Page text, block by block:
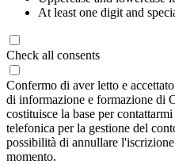
At least one digit and
Check all consents
Confermo di aver letto e
di informazione e formazione
costituisce la base per
telefonica per la gestione del
possibilità di annullare
momento.